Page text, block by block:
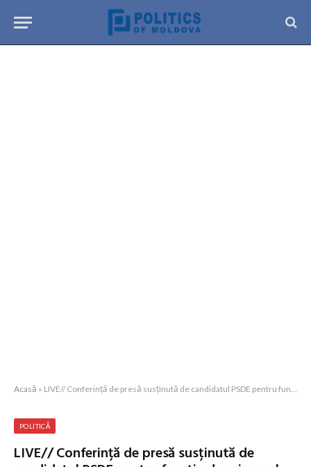
Acasă » LIVE// Conferință de presă susținută de candidatul PSDE pentru funcția de primar al capitalei
POLITICĂ
LIVE// Conferință de presă susținută de